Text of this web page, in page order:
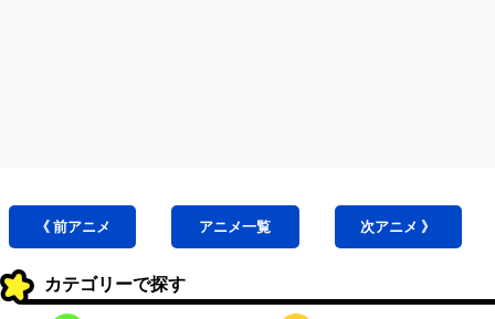
《 前アニメ アニメ一覧 次アニメ 》
カテゴリーで探す